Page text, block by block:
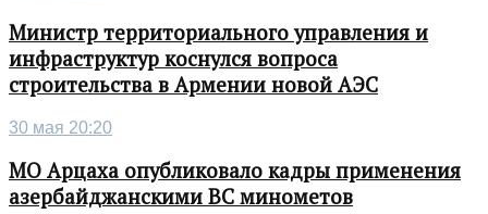
Министр территориального управления и
инфраструктур коснулся вопроса
строительства в Армении новой АЭС
30 мая 20:20
МО Арцаха опубликовало кадры применения
азербайджанскими ВС минометов